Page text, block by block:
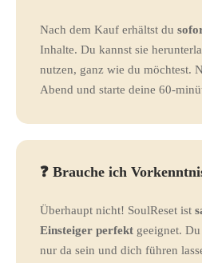
Nach dem Kauf erhältst du
Inhalte. Du kannst sie
nutzen, ganz wie du möchtest.
Abend und starte deine 60-
❓ Brauche ich
Überhaupt nicht! SoulReset ist
Einsteiger perfekt geeignet.
nur da sein und dich führen